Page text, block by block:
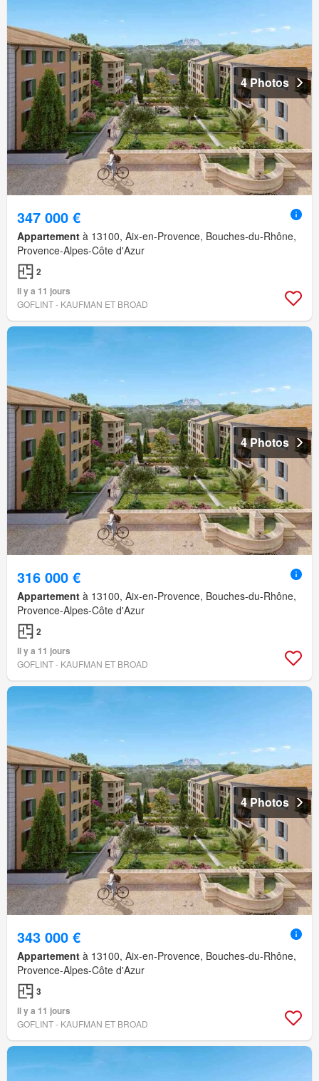
4 Photos
347 000 €
Appartement à 13100, Aix-en-Provence, Bouches-du-Rhône,
Provence-Alpes-Côte d'Azur
2
Il y a 11 jours
GOFLINT - KAUFMAN ET BROAD
4 Photos
316 000 €
Appartement à 13100, Aix-en-Provence, Bouches-du-Rhône,
Provence-Alpes-Côte d'Azur
2
Il y a 11 jours
GOFLINT - KAUFMAN ET BROAD
4 Photos
343 000 €
Appartement à 13100, Aix-en-Provence, Bouches-du-Rhône,
Provence-Alpes-Côte d'Azur
3
Il y a 11 jours
GOFLINT - KAUFMAN ET BROAD